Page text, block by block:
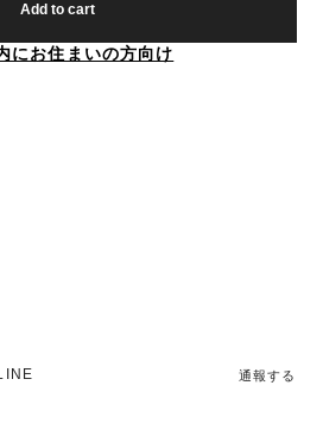
Add to cart
にお住まいの方向け
通報する